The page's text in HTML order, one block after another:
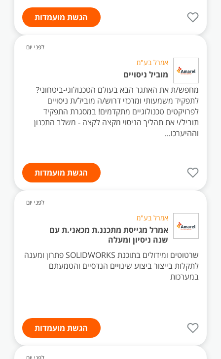
הגשת מועמדות
לפני יום
אמרל בע"מ
מוביל ניסויים
מחפש/ת את האתגר הבא בעולם הטכנולוגי-ביטחוני?
לתפקיד משמעותי ומרכזי דרוש/ה מוביל/ת ניסויים
לפרויקטים טכנולוגיים מתקדמים! במסגרת התפקיד
תוביל/י את תהליך הניסוי מקצה לקצה - משלב התכנון
וההיערכו...
הגשת מועמדות
לפני יום
אמרל בע"מ
אמרל מגייסת מתכננ.ת מכאני.ת עם
שנה ניסיון ומעלה
שרטוטים ומידולים בתוכנת SOLIDWORKS פתרון ומענה
לתקלות בייצור ביצוע שינויים הנדסיים והטמעתם
במערכות
הגשת מועמדות